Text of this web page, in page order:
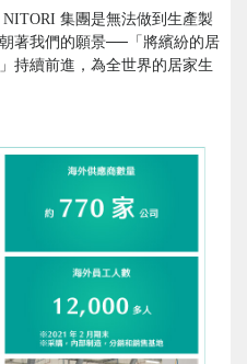
集團是無法做到生產製
著我們的願景──「將繽紛的居
持續前進，為全世界的居家生